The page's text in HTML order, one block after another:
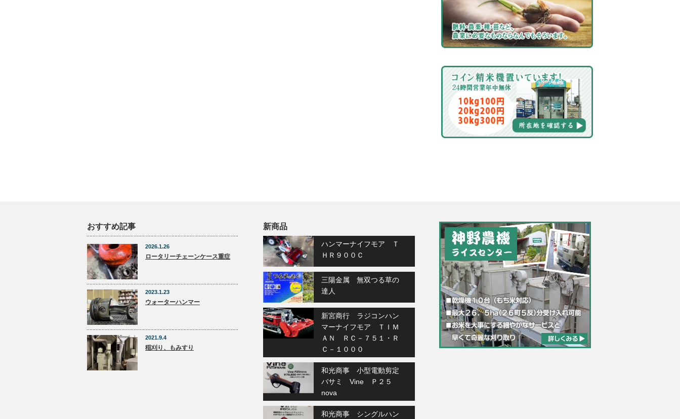
おすすめ記事
2026.1.26
ロータリーチェーンケース重症
2023.1.23
ウォーターハンマー
2021.9.4
稲刈り、もみすり
新商品
ハンマーナイフモア Ｔ
ＨＲ９００Ｃ
三陽金属 無双つる草の
達人
新宮商行 ラジコンハン
マーナイフモア ＴＩＭ
ＡＮ ＲＣ－７５１・Ｒ
Ｃ－１０００
和光商事 小型電動剪定
バサミ Vine Ｐ２５
nova
和光商事 シングルハン